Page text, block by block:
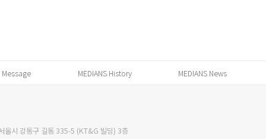
Message MEDIANS History MEDIANS News
울시 강동구 길동 335-5 (KT&G 빌딩) 3층